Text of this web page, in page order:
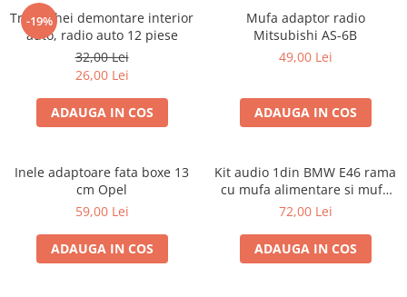
-19%
Trusa chei demontare interior
auto, radio auto 12 piese
32,00 Lei
26,00 Lei
ADAUGA IN COS
Mufa adaptor radio
Mitsubishi AS-6B
49,00 Lei
ADAUGA IN COS
Inele adaptoare fata boxe 13
cm Opel
59,00 Lei
ADAUGA IN COS
Kit audio 1din BMW E46 rama
cu mufa alimentare si mufa
antena
72,00 Lei
ADAUGA IN COS